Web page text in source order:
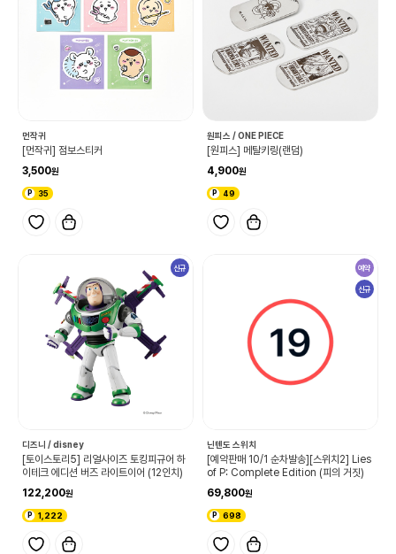
먼작귀
[먼작귀] 점보스티커
3,500
35
원피스 / ONE PIECE
[원피스] 메탈키링(랜덤)
4,900
49
신규
디즈니 / disney
[토이스토리5] 리얼사이즈 토킹피규어 하
이테크 에디션 버즈 라이트이어 (12인치)
122,200
1,222
예약
신규
닌텐도 스위치
[예약판매 10/1 순차발송][스위치2] Lies
of P: Complete Edition (피의 거짓)
69,800
698